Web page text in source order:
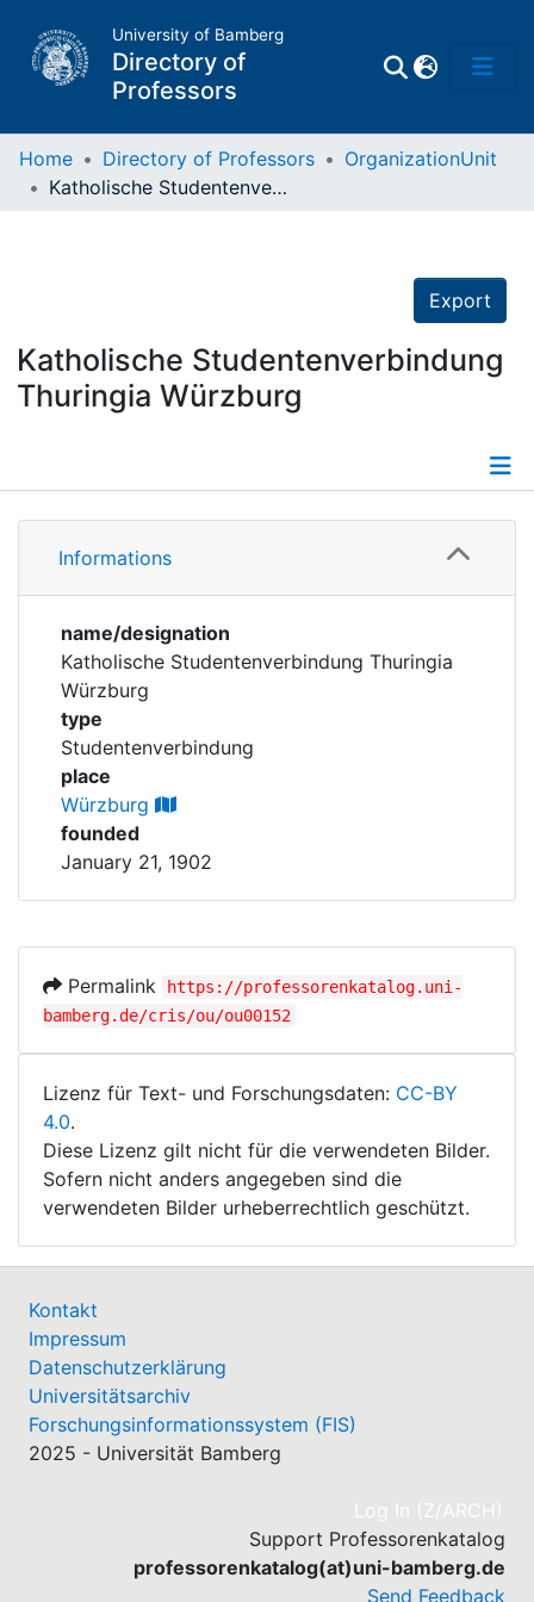
University of Bamberg
Directory of
Professors
Corporations
registry
Home Directory of Professors
OrganizationUnit
Katholische Studentenverbindung Thuringia Würzburg
Export
Katholische Studentenverbindung
Thuringia Würzburg
Details
Informations
name/designation
Katholische Studentenverbindung Thuringia
Würzburg
type
Studentenverbindung
place
Würzburg
founded
January 21, 1902
Permalink
https://professorenkatalog.uni-
bamberg.de/cris/ou/ou00152
Lizenz für Text- und Forschungsdaten: CC-BY
4.0.
Diese Lizenz gilt nicht für die verwendeten Bilder.
Sofern nicht anders angegeben sind die
verwendeten Bilder urheberrechtlich geschützt.
Kontakt
Impressum
Datenschutzerklärung
Universitätsarchiv
Forschungsinformationssystem (FIS)
2025 - Universität Bamberg
Log In (Z/ARCH)
Support Professorenkatalog
professorenkatalog(at)uni-bamberg.de
Send Feedback